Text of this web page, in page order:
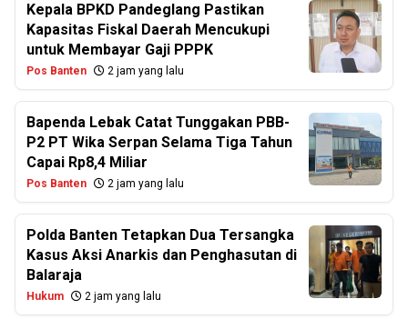
Kepala BPKD Pandeglang Pastikan
Kapasitas Fiskal Daerah Mencukupi
untuk Membayar Gaji PPPK
Pos Banten 2 jam yang lalu
Bapenda Lebak Catat Tunggakan PBB-
P2 PT Wika Serpan Selama Tiga Tahun
Capai Rp8,4 Miliar
Pos Banten 2 jam yang lalu
Polda Banten Tetapkan Dua Tersangka
Kasus Aksi Anarkis dan Penghasutan di
Balaraja
Hukum 2 jam yang lalu